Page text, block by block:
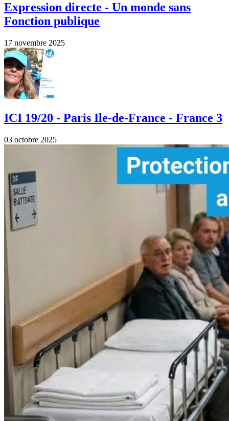
Expression directe - Un monde sans
Fonction publique
17 novembre 2025
ICI 19/20 - Paris Ile-de-France - France 3
03 octobre 2025